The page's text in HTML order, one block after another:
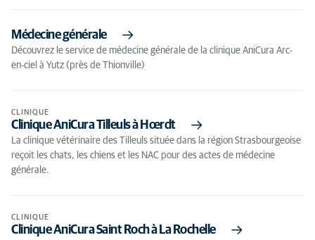
Médecine générale
Découvrez le service de médecine générale de la clinique AniCura Arc-
en-ciel à Yutz (près de Thionville)
CLINIQUE
Clinique AniCura Tilleuls à Hœrdt
La clinique vétérinaire des Tilleuls située dans la région Strasbourgeoise
reçoit les chats, les chiens et les NAC pour des actes de médecine
générale.
CLINIQUE
Clinique AniCura Saint Roch à La Rochelle